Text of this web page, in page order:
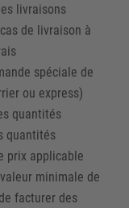
livraisons
de livraison à
spéciale de
ou express)
quantités
quantités
prix applicable
minimale de
facturer des